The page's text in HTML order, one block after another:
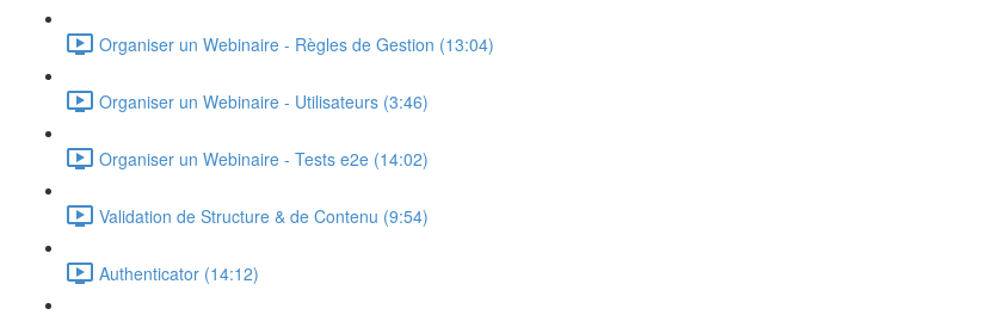
Organiser un Webinaire - Règles de Gestion (13:04)
Organiser un Webinaire - Utilisateurs (3:46)
Organiser un Webinaire - Tests e2e (14:02)
Validation de Structure & de Contenu (9:54)
Authenticator (14:12)